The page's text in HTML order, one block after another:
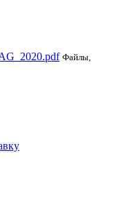
Файлы,